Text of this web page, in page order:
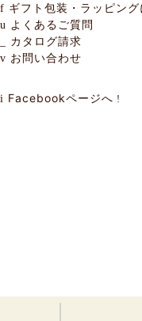
f ギフト包装・ラッピング
u よくあるご質問
カタログ請求
v お問い合わせ
i Facebookページへ !
両親贈呈ギフト・祖父